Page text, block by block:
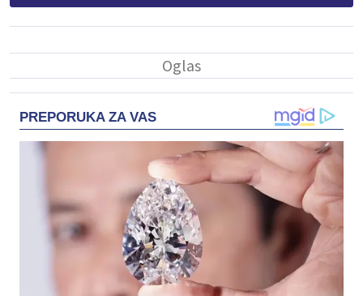
PREPORUKA ZA VAS